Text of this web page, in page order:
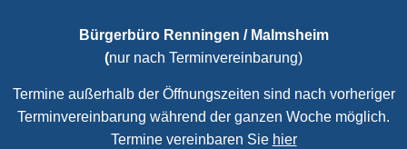
Bürgerbüro Renningen / Malmsheim
(nur nach Terminvereinbarung)
Termine außerhalb der Öffnungszeiten sind nach vorheriger
Terminvereinbarung während der ganzen Woche möglich.
Termine vereinbaren Sie hier